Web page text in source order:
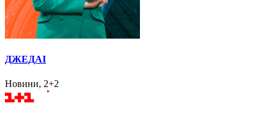
ДЖЕДАІ
Новини, 2+2